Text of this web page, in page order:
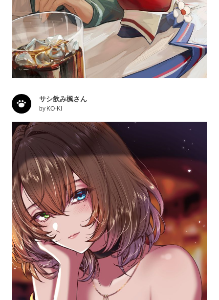
サシ飲み楓さん
by KO-KI